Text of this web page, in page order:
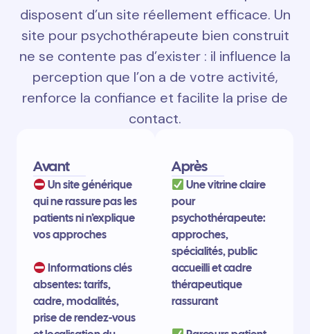
disposent d’un site réellement efficace. Un
site pour psychothérapeute bien construit
ne se contente pas d’exister : il influence la
perception que l’on a de votre activité,
renforce la confiance et facilite la prise de
contact.
Avant
Un site générique
qui ne rassure pas les
patients ni n’explique
vos approches
Informations clés
absentes: tarifs,
cadre, modalités,
prise de rendez-vous
Après
Une vitrine claire
pour
psychothérapeute:
approches,
spécialités, public
accueilli et cadre
thérapeutique
rassurant